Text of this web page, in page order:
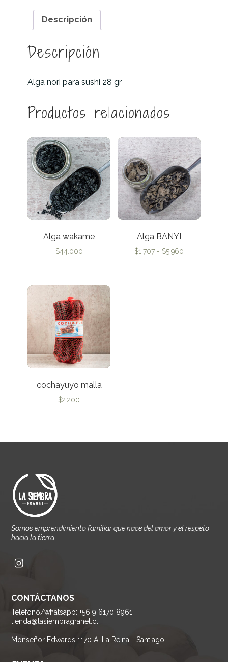
Descripción
Descripción
Alga nori para sushi 28 gr
Productos relacionados
Alga wakame
$44.000
Alga BANYI
$1.707 - $5.960Rango
cochayuyo malla
$2.200
Somos emprendimiento familiar que nace del amor y el respeto
hacia la tierra.
CONTÁCTANOS
Teléfono/whatsapp: +56 9 6170 8961
tienda@lasiembragranel.cl
Monseñor Edwards 1170 A, La Reina - Santiago.